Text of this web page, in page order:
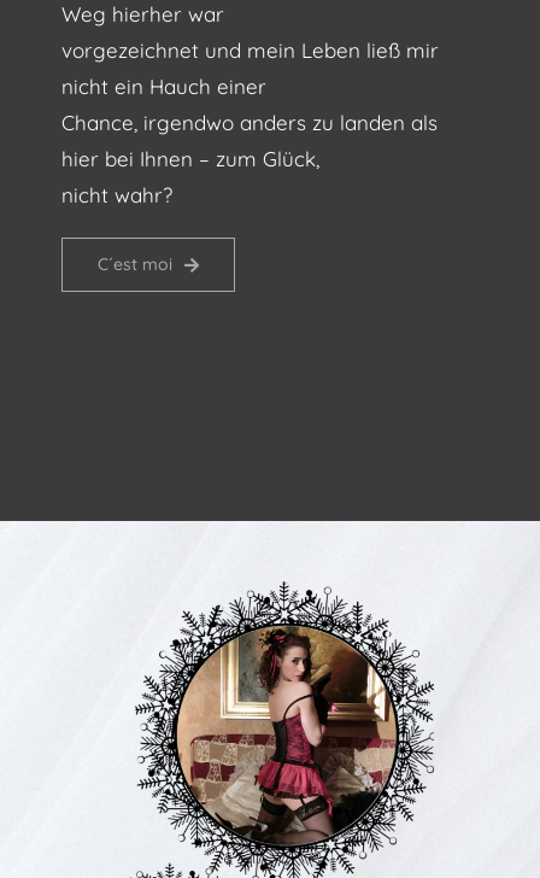
Weg hierher war
vorgezeichnet und mein Leben ließ mir
nicht ein Hauch einer
Chance, irgendwo anders zu landen als
hier bei Ihnen – zum Glück,
nicht wahr?
C´est moi